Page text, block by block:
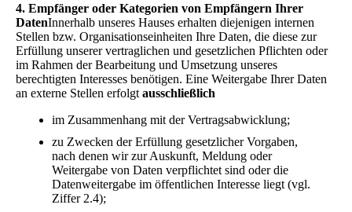
4. Empfänger oder Kategorien von Empfängern Ihrer
DatenInnerhalb unseres Hauses erhalten diejenigen internen
Stellen bzw. Organisationseinheiten Ihre Daten, die diese zur
Erfüllung unserer vertraglichen und gesetzlichen Pflichten oder
im Rahmen der Bearbeitung und Umsetzung unseres
berechtigten Interesses benötigen. Eine Weitergabe Ihrer Daten
an externe Stellen erfolgt ausschließlich
im Zusammenhang mit der Vertragsabwicklung;
zu Zwecken der Erfüllung gesetzlicher Vorgaben,
nach denen wir zur Auskunft, Meldung oder
Weitergabe von Daten verpflichtet sind oder die
Datenweitergabe im öffentlichen Interesse liegt (vgl.
Ziffer 2.4);